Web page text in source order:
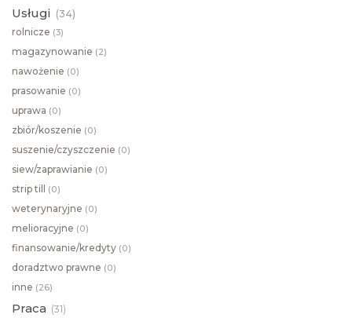
Usługi (34)
rolnicze (3)
magazynowanie (2)
nawożenie (0)
prasowanie (0)
uprawa (0)
zbiór/koszenie (0)
suszenie/czyszczenie (0)
siew/zaprawianie (0)
strip till (0)
weterynaryjne (0)
melioracyjne (0)
finansowanie/kredyty (0)
doradztwo prawne (0)
inne (26)
Praca (31)